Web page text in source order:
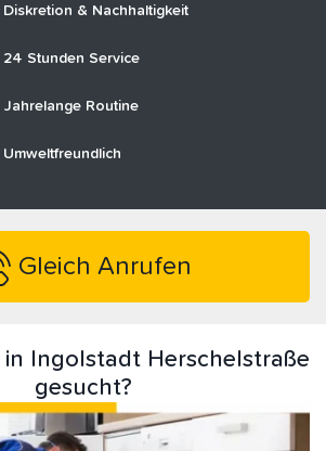
Diskretion & Nachhaltigkeit
24 Stunden Service
Jahrelange Routine
Umweltfreundlich
Gleich Anrufen
in Ingolstadt Herschelstraße
gesucht?